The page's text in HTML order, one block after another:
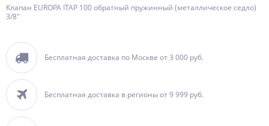
Клапан EUROPA ITAP 100 обратный пружинный (металлическое седло)
3/8"
Бесплатная доставка по Москве от 3 000 руб.
Бесплатная доставка в регионы от 9 999 руб.